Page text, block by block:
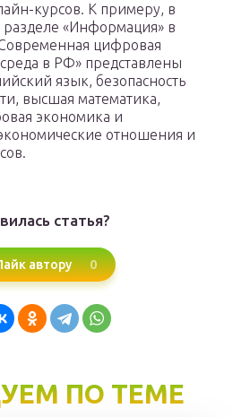
курсов. К примеру, в
«Информация» в
цифровая
в РФ» представлены
язык, безопасность
высшая математика,
экономика и
отношения и
статья?
автору 0
ПО ТЕМЕ